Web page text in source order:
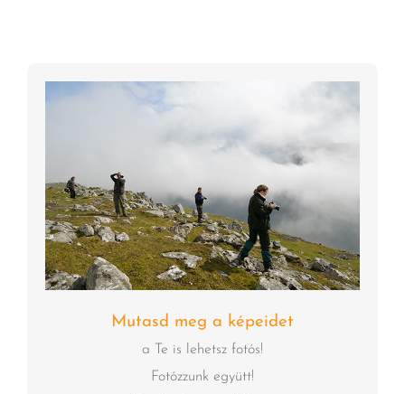
Mutasd meg a képeidet
a Te is lehetsz fotós!
Fotózzunk együtt!